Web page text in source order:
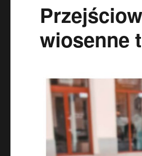
wiosenne